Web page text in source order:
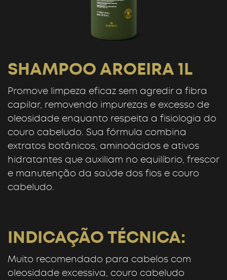
SHAMPOO AROEIRA 1L
Promove limpeza eficaz sem agredir a fibra
capilar, removendo impurezas e excesso de
oleosidade enquanto respeita a fisiologia do
couro cabeludo. Sua fórmula combina
extratos botânicos, aminoácidos e ativos
hidratantes que auxiliam no equilíbrio, frescor
e manutenção da saúde dos fios e couro
cabeludo.
INDICAÇÃO TÉCNICA:
Muito recomendado para cabelos com
oleosidade excessiva, couro cabeludo